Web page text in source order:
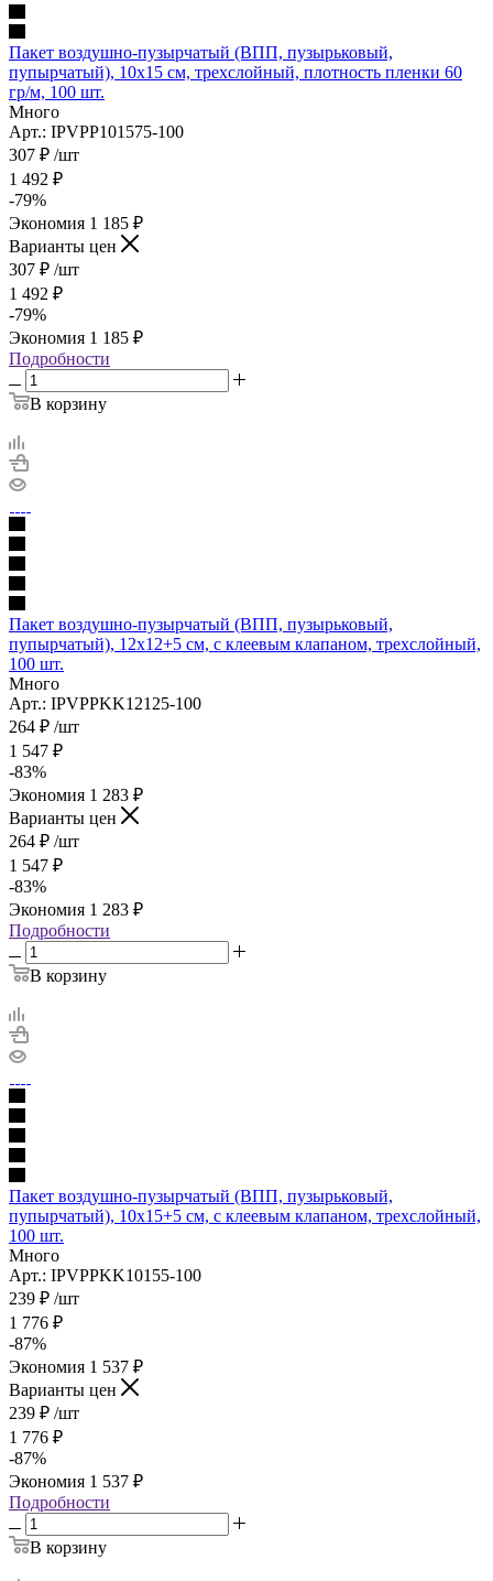
Пакет воздушно-пузырчатый (ВПП, пузырьковый,
пупырчатый), 10х15 см, трехслойный, плотность пленки 60
гр/м, 100 шт.
Много
Арт.: IPVPP101575-100
307 ₽ /шт
1 492 ₽
-79%
Экономия 1 185 ₽
Варианты цен
307 ₽ /шт
1 492 ₽
-79%
Экономия 1 185 ₽
Подробности
В корзину
Пакет воздушно-пузырчатый (ВПП, пузырьковый,
пупырчатый), 12х12+5 см, с клеевым клапаном, трехслойный,
100 шт.
Много
Арт.: IPVPPKK12125-100
264 ₽ /шт
1 547 ₽
-83%
Экономия 1 283 ₽
Варианты цен
264 ₽ /шт
1 547 ₽
-83%
Экономия 1 283 ₽
Подробности
В корзину
Пакет воздушно-пузырчатый (ВПП, пузырьковый,
пупырчатый), 10х15+5 см, с клеевым клапаном, трехслойный,
100 шт.
Много
Арт.: IPVPPKK10155-100
239 ₽ /шт
1 776 ₽
-87%
Экономия 1 537 ₽
Варианты цен
239 ₽ /шт
1 776 ₽
-87%
Экономия 1 537 ₽
Подробности
В корзину